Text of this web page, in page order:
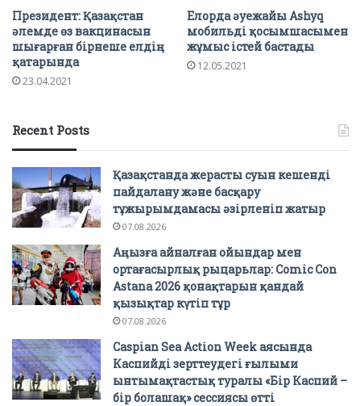
Президент: Қазақстан
әлемде өз вакцинасын
шығарған бірнеше елдің
қатарында
23.04.2021
Елорда әуежайы Ashyq
мобильді қосымшасымен
жұмыс істей бастады
12.05.2021
Recent Posts
Қазақстанда жерасты суын кешенді
пайдалану және басқару
тұжырымдамасы әзірленіп жатыр
07.08.2026
Аңызға айналған ойындар мен
ортағасырлық рыцарьлар: Comic Con
Astana 2026 қонақтарын қандай
қызықтар күтіп тұр
07.08.2026
Caspian Sea Action Week аясында
Каспийді зерттеудегі ғылыми
ынтымақтастық туралы «Бір Каспий –
бір болашақ» сессиясы өтті